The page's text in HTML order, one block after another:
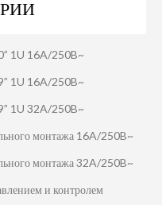
1U 16A/250B~
1U 16A/250B~
1U 32A/250B~
монтажа 16A/250B~
монтажа 32A/250B~
и контролем